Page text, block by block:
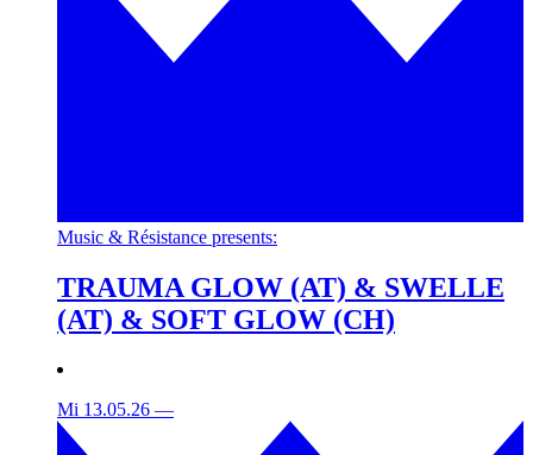
Music & Résistance presents:
TRAUMA GLOW (AT) & SWELLE
(AT) & SOFT GLOW (CH)
Mi 13.05.26 —